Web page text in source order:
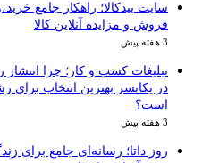
سایت بیدکالا؛ راهکار جامع
فروش و مزایده آنلاین کالا
3 هفته پیش
تبلیغات کسب و کار؛ چرا انتشار
در یکانسر بهترین انتخاب برای
است؟
3 هفته پیش
روز داتا؛ رسانه‌ای جامع برای